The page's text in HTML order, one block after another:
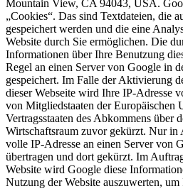
Mountain View, CA 94043, USA.
„Cookies“. Das sind Textdateien, die
gespeichert werden und die eine
Website durch Sie ermöglichen. Die
Informationen über Ihre Benutzung
Regel an einen Server von Google in
gespeichert. Im Falle der Aktivierung
dieser Webseite wird Ihre IP-Adresse
von Mitgliedstaaten der Europäischen
Vertragsstaaten des Abkommens über
Wirtschaftsraum zuvor gekürzt. Nur in
volle IP-Adresse an einen Server von
übertragen und dort gekürzt. Im
Website wird Google diese
Nutzung der Website auszuwerten, um